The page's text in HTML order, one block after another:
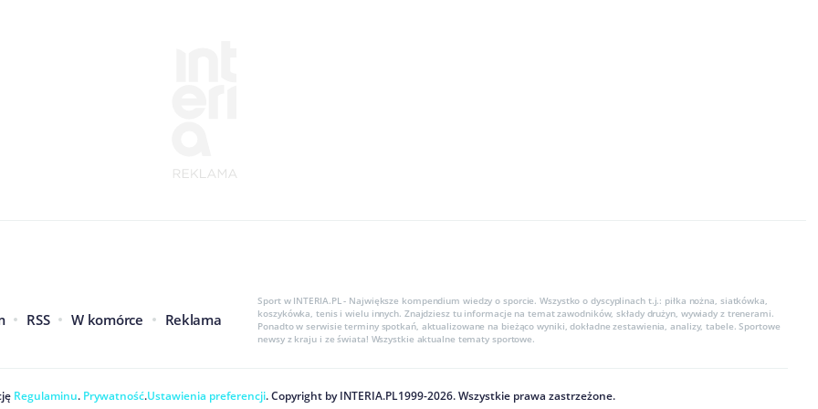
RSS W komórce Reklama
Sport w INTERIA.PL - Największe kompendium wiedzy o sporcie. Wszystko o dyscyplinach t.j.: piłka nożna, siatkówka,
koszykówka, tenis i wielu innych. Znajdziesz tu informacje na temat zawodników, składy drużyn, wywiady z trenerami.
Ponadto w serwisie terminy spotkań, aktualizowane na bieżąco wyniki, dokładne zestawienia, analizy, tabele. Sportowe
newsy z kraju i ze świata! Wszystkie aktualne tematy sportowe.
Regulaminu.Prywatność.Ustawienia preferencji. Copyright byINTERIA.PL1999-2026. Wszystkie prawa zastrzeżone.